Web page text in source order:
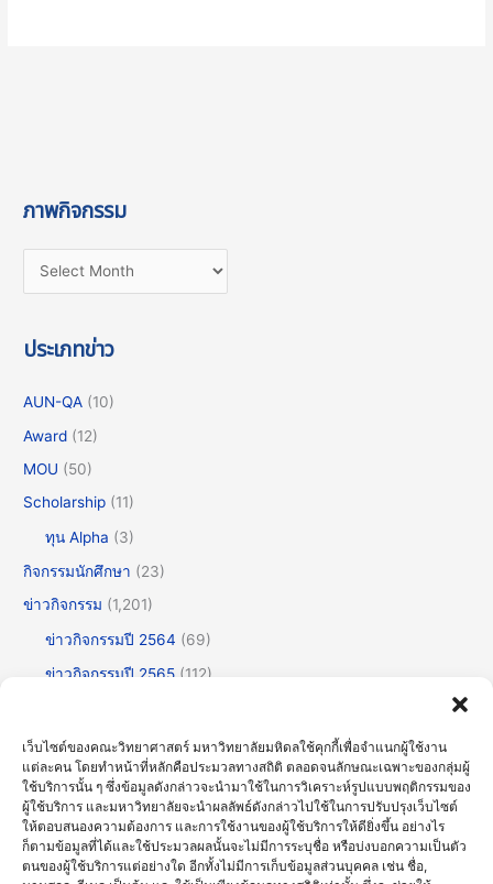
เว็บไซต์ของคณะวิทยาศาสตร์ มหาวิทยาลัยมหิดลใช้คุกกี้เพื่อจำแนกผู้ใช้งาน
แต่ละคน โดยทำหน้าที่หลักคือประมวลทางสถิติ ตลอดจนลักษณะเฉพาะของกลุ่มผู้
ใช้บริการนั้น ๆ ซึ่งข้อมูลดังกล่าวจะนำมาใช้ในการวิเคราะห์รูปแบบพฤติกรรมของ
ผู้ใช้บริการ และมหาวิทยาลัยจะนำผลลัพธ์ดังกล่าวไปใช้ในการปรับปรุงเว็บไซต์
ให้ตอบสนองความต้องการ และการใช้งานของผู้ใช้บริการให้ดียิ่งขึ้น อย่างไร
ก็ตามข้อมูลที่ได้และใช้ประมวลผลนั้นจะไม่มีการระบุชื่อ หรือบ่งบอกความเป็นตัว
ตนของผู้ใช้บริการแต่อย่างใด อีกทั้งไม่มีการเก็บข้อมูลส่วนบุคคล เช่น ชื่อ,
ภาพกิจกรรม
ประเภทข่าว
AUN-QA (10)
Award (12)
MOU (50)
Scholarship (11)
ทุน Alpha (3)
กิจกรรมนักศึกษา (23)
ข่าวกิจกรรม (1,201)
ข่าวกิจกรรมปี 2564 (69)
ข่าวกิจกรรมปี 2565 (112)
ข่าวกิจกรรมปี 2567(252)
ข่าวกิจกรรมปี 2568(355)
ข่าวกิจกรรมปี 2569(191)
ข่าวทั่วไป(716)
ข่าวธรรมาภิบาลและความโปร่งใส (OIT)(30)